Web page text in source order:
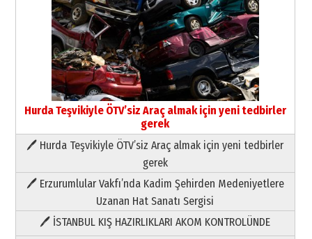
Hurda Teşvikiyle ÖTV’siz Araç almak için yeni tedbirler
gerek
🖊 Hurda Teşvikiyle ÖTV’siz Araç almak için yeni tedbirler
gerek
🖊 Erzurumlular Vakfı’nda Kadim Şehirden Medeniyetlere
Uzanan Hat Sanatı Sergisi
🖊 İSTANBUL KIŞ HAZIRLIKLARI AKOM KONTROLÜNDE
Paranın Aile Kültüründeki Yeri
03 Ağustos 2026 Pazartesi
Yıldırım Gündoğdu